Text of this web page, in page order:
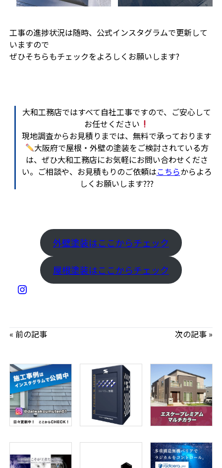
工事の進捗状況は随時、公式インスタグラムで更新して
いますので
ぜひそちらもチェックをよろしくお願いします?
大和工務店ではすべて自社工事ですので、ご安心して
お任せください
現地調査からお見積りまでは、無料で承っております
大阪府で屋根・外壁の塗装をご検討されている方
は、ぜひ大和工務店にお気軽にお問い合わせくださ
い。ご相談や、お見積もりのご依頼はこちらからよろ
しくお願いします???
外壁塗装はここからチェック
屋根塗装はここからチェック
« 前の記事 次の記事 »